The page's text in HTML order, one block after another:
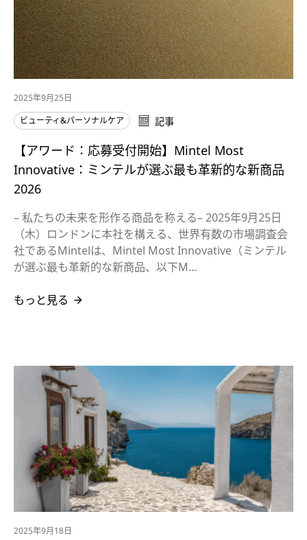
2025年9月25日
ビューティ&パーソナルケア
記事
【アワード：応募受付開始】Mintel Most
Innovative：ミンテルが選ぶ最も革新的な新商品
2026
– 私たちの未来を形作る商品を称える– 2025年9月25日
（木）ロンドンに本社を構える、世界有数の市場調査会
社であるMintelは、Mintel Most Innovative（ミンテル
が選ぶ最も革新的な新商品、以下M…
もっと見る
2025年9月18日